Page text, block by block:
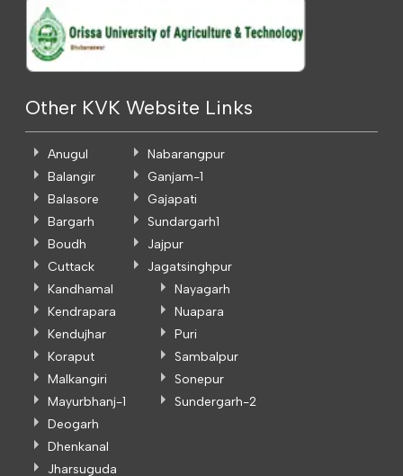
Other KVK Website Links
Anugul
Balangir
Balasore
Bargarh
Boudh
Cuttack
Nabarangpur
Ganjam-1
Gajapati
Sundargarh1
Jajpur
Jagatsinghpur
Kandhamal
Kendrapara
Kendujhar
Koraput
Malkangiri
Mayurbhanj-1
Nayagarh
Nuapara
Puri
Sambalpur
Sonepur
Sundergarh-2
Deogarh
Dhenkanal
Jharsuguda